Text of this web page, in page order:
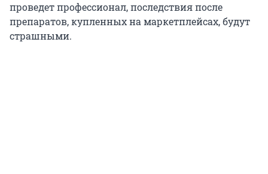
проведет профессионал, последствия после
препаратов, купленных на маркетплейсах, будут
страшными.